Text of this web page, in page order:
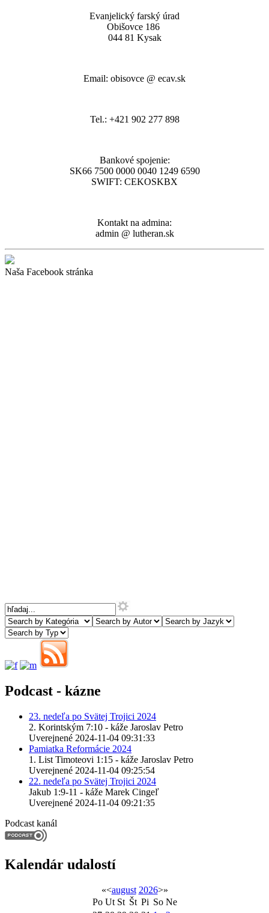
Evanjelický farský úrad
Obišovce 186
044 81 Kysak
Email: obisovce @ ecav.sk
Tel.: +421 902 277 898
Bankové spojenie:
SK66 7500 0000 0040 1249 6590
SWIFT: CEKOSKBX
Kontakt na admina:
admin @ lutheran.sk
Naša Facebook stránka
Podcast - kázne
23. nedeľa po Svätej Trojici 2024
2. Korintským 7:10 - káže Jaroslav Petro
Uverejnené 2024-11-04 09:31:33
Pamiatka Reformácie 2024
1. List Timoteovi 1:15 - káže Jaroslav Petro
Uverejnené 2024-11-04 09:25:54
22. nedeľa po Svätej Trojici 2024
Jakub 1:9-11 - káže Marek Cingeľ
Uverejnené 2024-11-04 09:21:35
Podcast kanál
Kalendár udalostí
«<august 2026>»
Po Ut St Št Pi So Ne